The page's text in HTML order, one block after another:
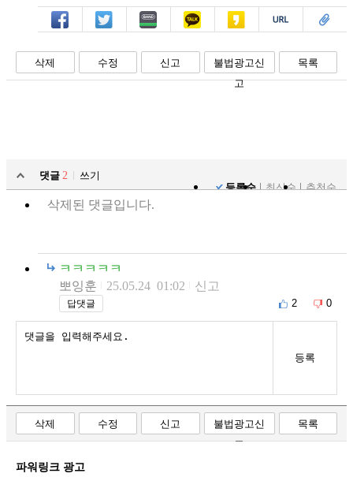
페북 트윗 밴드 카톡 카스 복사 스크랩
삭제 수정 신고
불법광고신
고
목록
댓글 2
쓰기
등록순
최신순 추천순
삭제된 댓글입니다.
ㅋㅋㅋㅋㅋ
뽀잉훈
25.05.24 01:02 신고
답댓글 2 0
등록
삭제 수정 신고
불법광고신
고
목록
파워링크 광고